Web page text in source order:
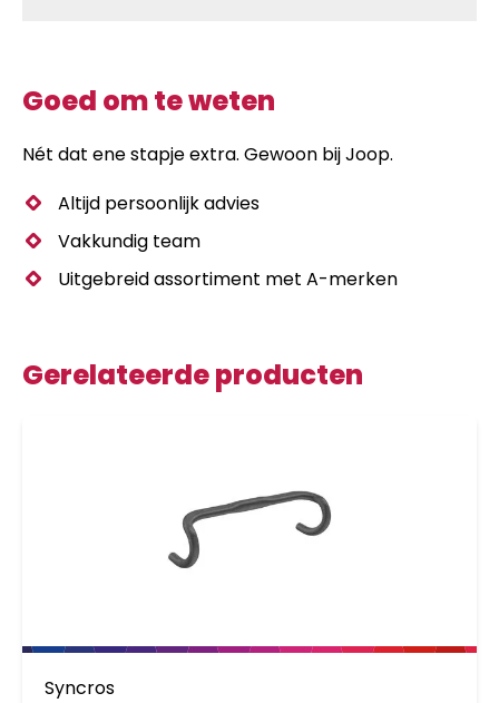
Goed om te weten
Nét dat ene stapje extra. Gewoon bij Joop.
Altijd persoonlijk advies
Vakkundig team
Uitgebreid assortiment met A-merken
Gerelateerde producten
Syncros